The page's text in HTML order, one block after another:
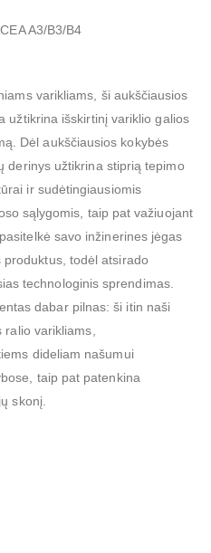
A3/B3/B4
varikliams, ši aukščiausios
užtikrina išskirtinį variklio galios
Dėl aukščiausios kokybės
derinys užtikrina stiprią tepimo
ir sudėtingiausiomis
sąlygomis, taip pat važiuojant
savo inžinerines jėgas
todėl atsirado
technologinis sprendimas.
dabar pilnas: ši itin naši
varikliams,
dideliam našumui
taip pat patenkina
skonį.